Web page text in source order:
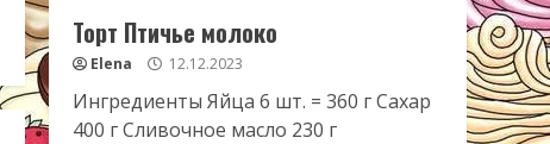
Торт Птичье молоко
Elena 12.12.2023
Ингредиенты Яйца 6 шт. = 360 г Сахар
400 г Сливочное масло 230 г